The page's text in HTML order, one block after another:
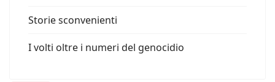
Storie sconvenienti
I volti oltre i numeri del genocidio